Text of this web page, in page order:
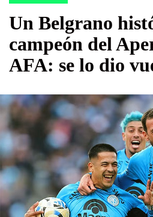
Un Belgrano
campeón del
AFA: se lo dio